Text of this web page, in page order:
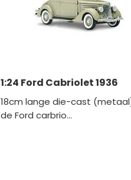
1:24 Ford Cabriolet 1936
18cm lange die-cast
de Ford carbrio...